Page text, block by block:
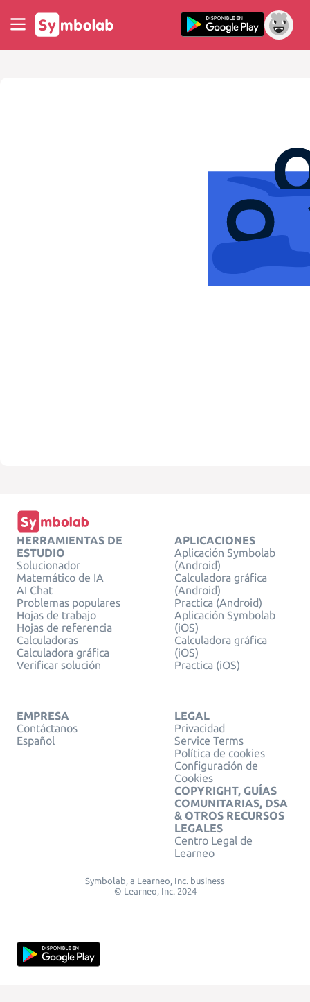
HERRAMIENTAS DE
ESTUDIO
Solucionador
Matemático de IA
AI Chat
Problemas populares
Hojas de trabajo
Hojas de referencia
Calculadoras
Calculadora gráfica
Verificar solución
APLICACIONES
Aplicación Symbolab
(Android)
Calculadora gráfica
(Android)
Practica (Android)
Aplicación Symbolab
(iOS)
Calculadora gráfica
(iOS)
Practica (iOS)
EMPRESA
Contáctanos
Español
LEGAL
Privacidad
Service Terms
Política de cookies
Configuración de
Cookies
COPYRIGHT, GUÍAS
COMUNITARIAS, DSA
& OTROS RECURSOS
LEGALES
Centro Legal de
Learneo
Symbolab, a Learneo, Inc. business
© Learneo, Inc. 2024